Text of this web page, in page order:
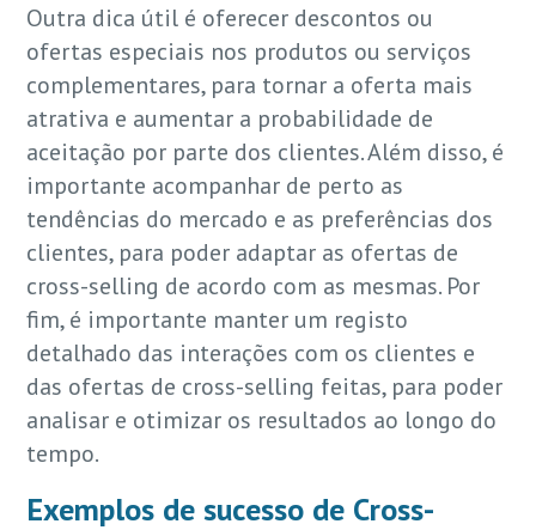
Outra dica útil é oferecer descontos ou
ofertas especiais nos produtos ou serviços
complementares, para tornar a oferta mais
atrativa e aumentar a probabilidade de
aceitação por parte dos clientes. Além disso, é
importante acompanhar de perto as
tendências do mercado e as preferências dos
clientes, para poder adaptar as ofertas de
cross-selling de acordo com as mesmas. Por
fim, é importante manter um registo
detalhado das interações com os clientes e
das ofertas de cross-selling feitas, para poder
analisar e otimizar os resultados ao longo do
tempo.
Exemplos de sucesso de Cross-